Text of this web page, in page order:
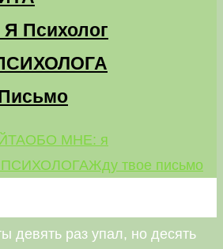
Психолог
ОБО МНЕ: я
Жду твое письмо
девять раз упал, но десять